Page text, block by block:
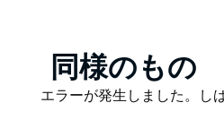
ヌー、釣り、ボート、安
しみいただけます。
緑豊かなトウモロコシ畑
Product
List
同様のもの
Product
エラーが発生しました。し